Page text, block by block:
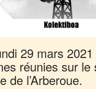
29 mars
réunies sur le
de l’Arberoue.